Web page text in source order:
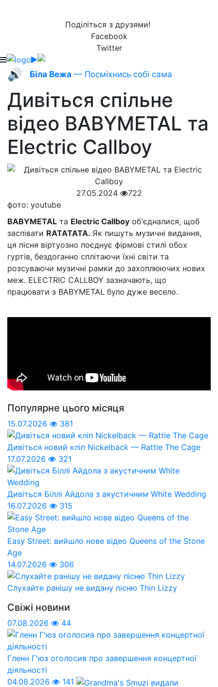
Поділіться з друзями!
Facebook
Twitter
🔊 Біла Вежа — Посміхнись собі сама
Дивіться спільне
відео BABYMETAL та
Electric Callboy
27.05.2024
722
фото: youtube
BABYMETAL та Electric Callboy об'єдналися, щоб
заспівати RATATATA. Як пишуть музичні видання,
ця пісня віртуозно поєднує фірмові стилі обох
гуртів, бездоганно сплітаючи їхні світи та
розсуваючи музичні рамки до захоплюючих нових
меж. ELECTRIC CALLBOY зазначають, що
працювати з BABYMETAL було дуже весело.
Популярне цього місяця
15.07.2026 381
Дивіться новий кліп Nickelback — Rattle The Cage
17.07.2026
321
Дивіться Біллі Айдола з акустичним White Wedding
16.07.2026
315
Easy Street: вийшло нове відео Queens of the Stone
Age
14.07.2026
306
Слухайте ранішу не видану пісню Thin Lizzy
Свіжі новини
07.08.2026 44
Гленн Г'юз оголосив про завершення концертної
діяльності
04.08.2026
141